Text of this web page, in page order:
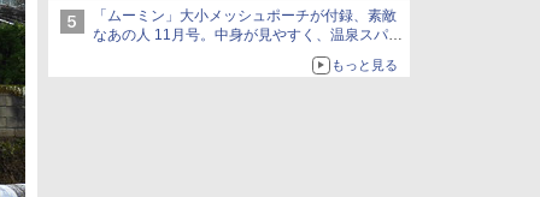
「ムーミン」大小メッシュポーチが付録、素敵
なあの人 11月号。中身が見やすく、温泉スパに
もっと見る